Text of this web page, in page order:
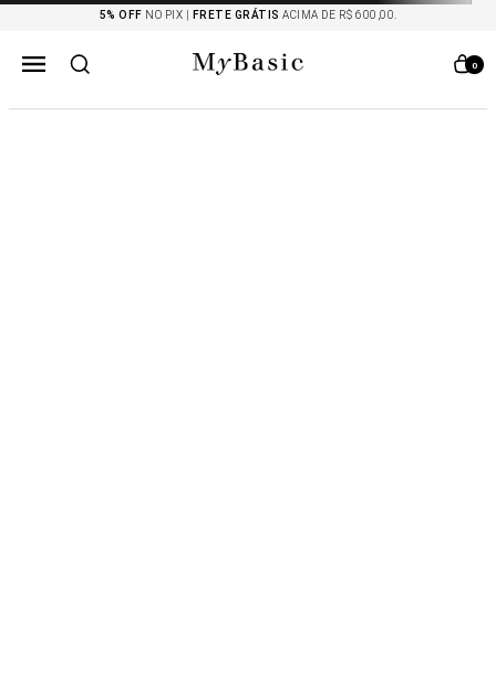
5% OFF NO PIX | FRETE GRÁTIS ACIMA DE R$ 600,00.
0